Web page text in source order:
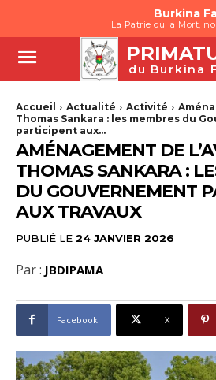
Burkina
La Patrie ou la Mort,
du Burkina
Accueil Actualité Activité
Thomas Sankara : les membres du
participent aux...
AMÉNAGEMENT DE
THOMAS SANKARA :
DU GOUVERNEMENT
AUX TRAVAUX
PUBLIÉ LE 24 JANVIER 2026
Par : JBDIPAMA
Facebook X